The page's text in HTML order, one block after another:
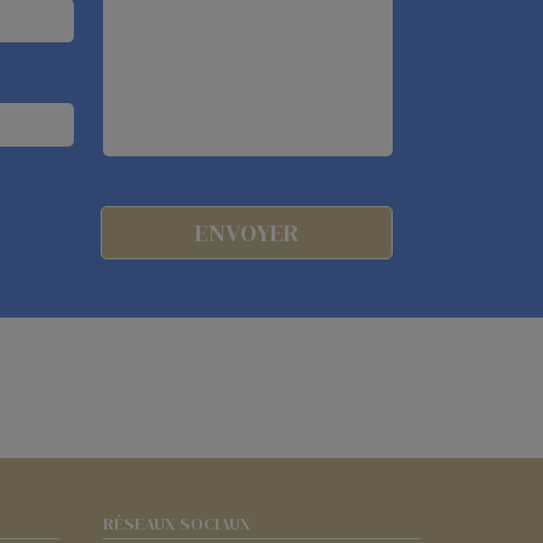
RÉSEAUX SOCIAUX